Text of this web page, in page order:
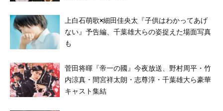
上白石萌歌×細田佳央太『子供はわかってあげ
ない』予告編、千葉雄大らの姿捉えた場面写真
も
菅田将暉『帝一の國』今夜放送、野村周平・竹
内涼真・間宮祥太朗・志尊淳・千葉雄大ら豪華
キャスト集結